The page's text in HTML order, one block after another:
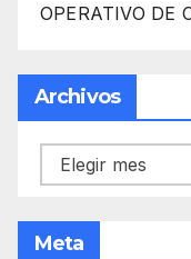
OPERATIVO DE
Archivos
Archivos
Meta